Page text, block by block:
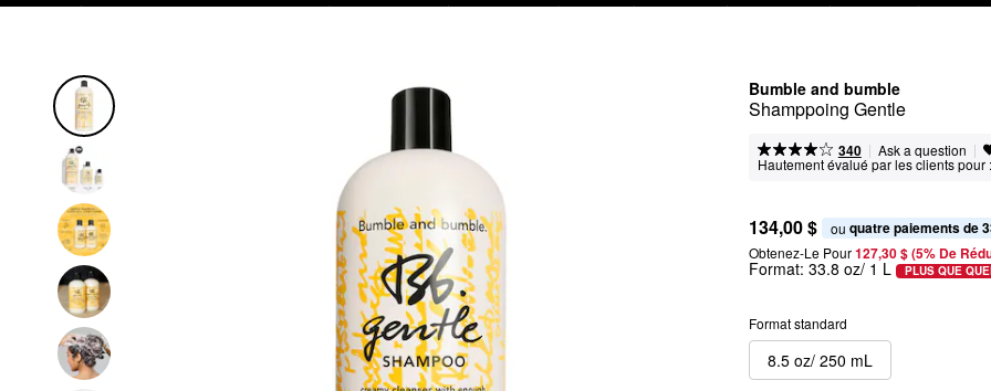
Bumble and bumble
Shamppoing Gentle
340 | Ask a question |
Hautement évalué par les clients pour :
134,00 $ ou quatre paiements de
Obtenez-Le Pour127,30 $ (5% De
Format: 33.8 oz/ 1 L PLUS QUE
Format standard
8.5 oz/ 250 mL